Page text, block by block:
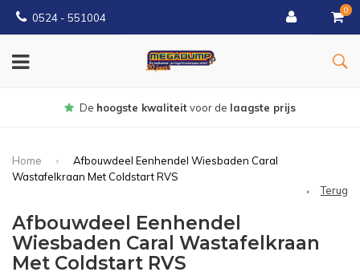
0524 - 551004
0
Gratisbezorgd vanaf €150
Home
Afbouwdeel Eenhendel Wiesbaden Caral
Wastafelkraan Met Coldstart RVS
Terug
Afbouwdeel Eenhendel
Wiesbaden Caral Wastafelkraan
Met Coldstart RVS